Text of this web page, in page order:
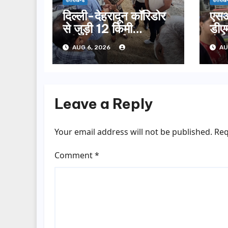
दिल्ली-देहरादून कॉरिडोर
से जुड़ी 12 किमी
ग्रीनफील्ड बाईपास का
डीएम ने किया निरीक्षण…
AUG 6, 2026
Leave a Reply
Your email address will not be published.
Comment*